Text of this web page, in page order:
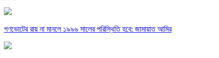
গণভোটের রায় না মানলে ১৯৯৬ সালের পরিস্থিতি হবে: জামায়াত আমির